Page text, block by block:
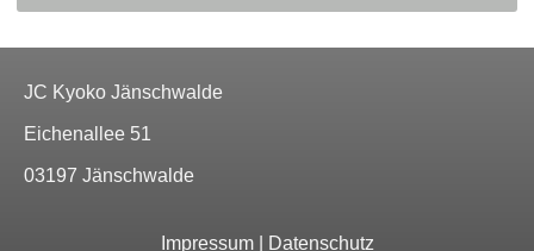
JC Kyoko Jänschwalde
Eichenallee 51
03197 Jänschwalde
Impressum| Datenschutz